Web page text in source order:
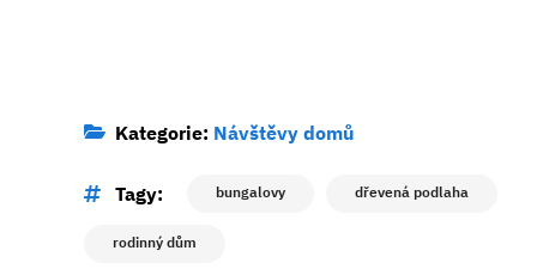
Kategorie: Návštěvy domů
Tagy: bungalovy dřevená podlaha
rodinný dům